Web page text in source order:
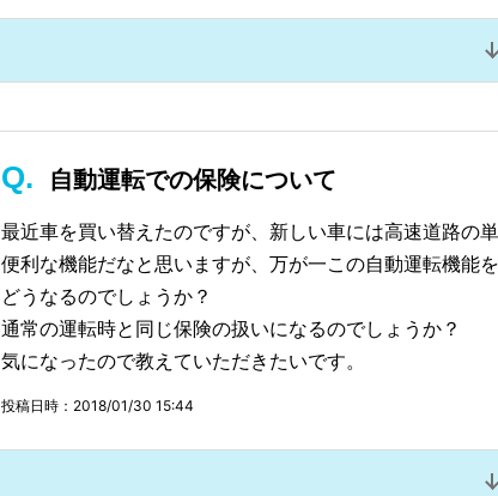
自動運転での保険について
最近車を買い替えたのですが、新しい車には高速道路の
便利な機能だなと思いますが、万が一この自動運転機能
どうなるのでしょうか？
通常の運転時と同じ保険の扱いになるのでしょうか？
気になったので教えていただきたいです。
投稿日時：2018/01/30 15:44